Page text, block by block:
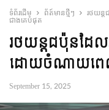
ទំព័រដើម ព័ត៍មានថ្មីៗ
រថយន្
ជាងគេបំផុត
រថយន្តជប៉ុនដែ
ដោយចំណាយពេ
September 15, 2025